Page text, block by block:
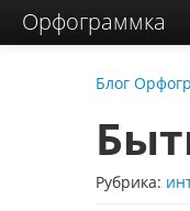
Орфограммка
Блог
Рубрика: